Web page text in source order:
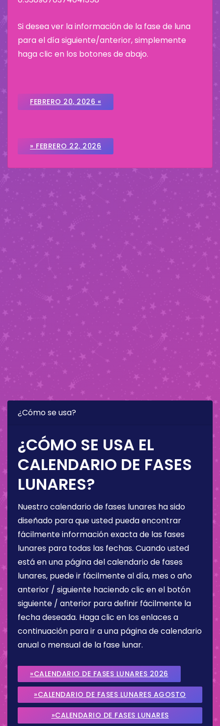
Si desea ver la información de la fase de luna
para el día siguiente/anterior, simplemente
haga clic en los botones de abajo.
FEBRERO 20, 2026 «
» FEBRERO 22, 2026
¿Cómo se usa?
¿CÓMO SE USA EL
CALENDARIO DE FASES
LUNARES?
Nuestro calendario de fases lunares ha sido
diseñado para que usted pueda encontrar
fácilmente información exacta de las fases
lunares para todas las fechas. Cuando usted
está en una página del calendario de fases
lunares, puede ir fácilmente al día, mes o año
anterior / siguiente haciendo clic en el botón
siguiente / anterior para definir fácilmente la
fecha deseada. Haga clic en los enlaces a
continuación para ir a una página de calendario
anual o mensual de la fase lunar.
»CALENDARIO DE FASES LUNARES 2026
»CALENDARIO DE FASES LUNARES AGOSTO
2026
»CALENDARIO DE FASES LUNARES